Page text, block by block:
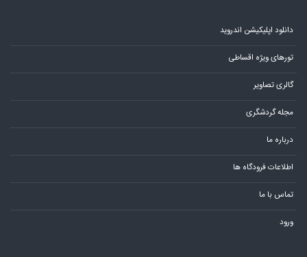
دانلود اپلیکیشن اندروید
تورهای ویژه اقساطی
گالری تصاویر
مجله گردشگری
درباره ما
اطلاعات فرودگاه ها
تماس با ما
ورود